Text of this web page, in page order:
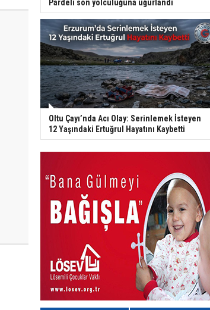
Pardeli son yolculuğuna uğurlandı
Oltu Çayı’nda Acı Olay: Serinlemek İsteyen
12 Yaşındaki Ertuğrul Hayatını Kaybetti